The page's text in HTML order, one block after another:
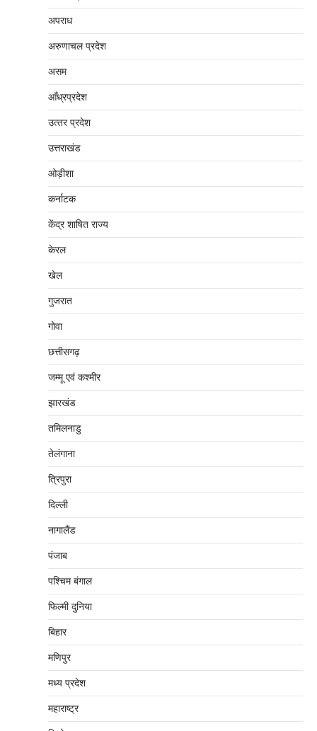
अपराध
अरुणाचल प्रदेश
असम
आँध्रप्रदेश
उत्‍तर प्रदेश
उत्तराखंड
ओड़ीशा
कर्नाटक
केंद्र शाषित राज्य
केरल
खेल
गुजरात
गोवा
छत्तीसगढ़
जम्‍मू एवं कश्‍मीर
झारखंड
तमिलनाडु
तेलंगाना
त्रिपुरा
दिल्‍ली
नागालैंड
पंजाब
पश्चिम बंगाल
फिल्मी दुनिया
बिहार
मणिपुर
मध्‍य प्रदेश
महाराष्‍ट्र